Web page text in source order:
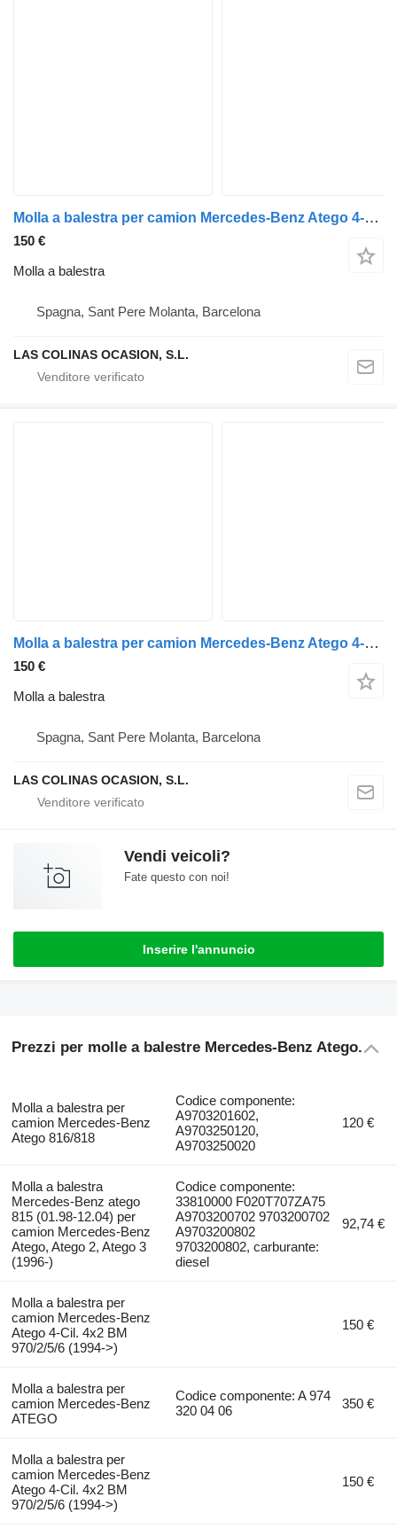
Molla a balestra per camion Mercedes-Benz Atego 4-Cil. 4x2 BM 970/2/5/6 (1994->)
150 €
Molla a balestra
Spagna, Sant Pere Molanta, Barcelona
LAS COLINAS OCASION, S.L.
Molla a balestra per camion Mercedes-Benz Atego 4-Cil. 4x2 BM 970/2/5/6 (1994->)
150 €
Molla a balestra
Spagna, Sant Pere Molanta, Barcelona
LAS COLINAS OCASION, S.L.
Vendi veicoli?
Fate questo con noi!
Inserire l'annuncio
Prezzi per molle a balestre Mercedes-Benz Atego.
Molla a balestra per
camion Mercedes-Benz
Atego 816/818
Codice componente:
A9703201602,
A9703250120,
A9703250020
120 €
Molla a balestra
Mercedes-Benz atego
815 (01.98-12.04) per
camion Mercedes-Benz
Atego, Atego 2, Atego 3
(1996-)
Codice componente:
33810000 F020T707ZA75
A9703200702 9703200702
A9703200802
9703200802, carburante:
diesel
92,74 €
Molla a balestra per
camion Mercedes-Benz
Atego 4-Cil. 4x2 BM
970/2/5/6 (1994->)
150 €
Molla a balestra per
camion Mercedes-Benz
ATEGO
Codice componente: A 974
320 04 06
350 €
Molla a balestra per
camion Mercedes-Benz
Atego 4-Cil. 4x2 BM
970/2/5/6 (1994->)
150 €